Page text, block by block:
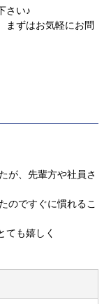
さい♪
まずはお気軽にお問
が、先輩方や社員さ
のですぐに慣れるこ
ても嬉しく